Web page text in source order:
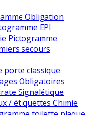
Obligation
EPI
Pictogramme
secours
porte classique
Obligatoires
Signalétique
/ étiquettes Chimie